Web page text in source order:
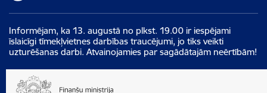
Informējam, ka 13. augustā no plkst. 19.00 ir iespējami
īslaicīgi tīmekļvietnes darbības traucējumi, jo tiks veikti
uzturēšanas darbi. Atvainojamies par sagādātajām neērtībām!